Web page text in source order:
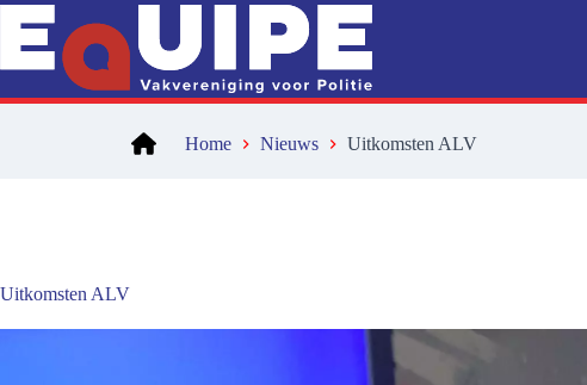
Ga
naar
inhoud
Home Nieuws Uitkomsten ALV
Uitkomsten ALV